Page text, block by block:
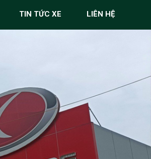
TIN TỨC XE LIÊN HỆ